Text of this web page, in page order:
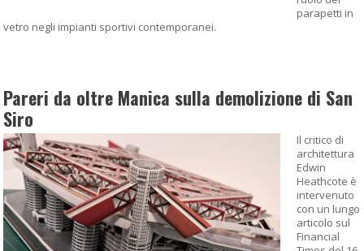
parapetti in
vetro negli impianti sportivi contemporanei.
Pareri da oltre Manica sulla demolizione di San
Siro
Il critico di
architettura
Edwin
Heathcote è
intervenuto
con un lungo
articolo sul
Financial